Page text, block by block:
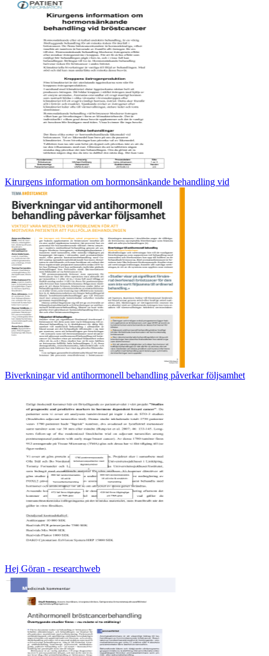
Kirurgens information om hormonsänkande behandling vid
Biverkningar vid antihormonell behandling påverkar följsamhet
Hej Göran - researchweb